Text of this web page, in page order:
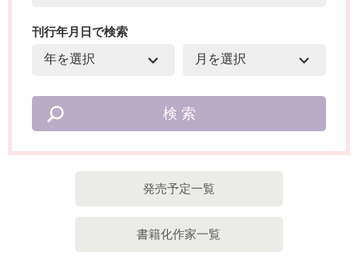
刊行年月日で検索
発売予定一覧
書籍化作家一覧